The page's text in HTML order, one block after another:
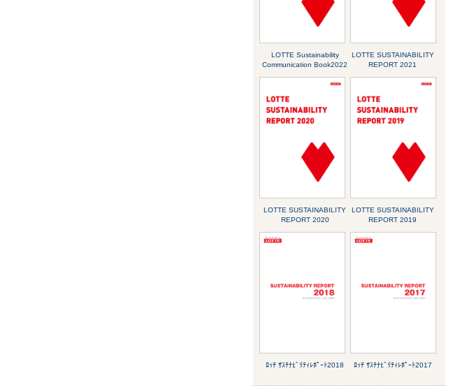
LOTTE Sustainability
Communication Book2022
LOTTE SUSTAINABILITY
REPORT 2021
LOTTE SUSTAINABILITY
REPORT 2020
LOTTE SUSTAINABILITY
REPORT 2019
ﾛｯﾃ ｻｽﾃﾅﾋﾞﾘﾃｨﾚﾎﾟｰﾄ2018 ﾛｯﾃ ｻｽﾃﾅﾋﾞﾘﾃｨﾚﾎﾟｰﾄ2017